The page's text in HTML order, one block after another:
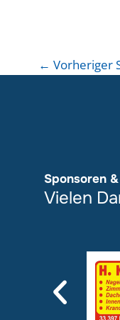
← Vorheriger
Sponsoren
Vielen